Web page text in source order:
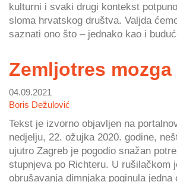
kulturni i svaki drugi kontekst
sloma hrvatskog društva. Valjda
saznati ono što – jednako kao i
Zemljotres mozga
04.09.2021
Boris Dežulović
Tekst je izvorno objavljen na
nedjelju, 22. ožujka 2020. godine,
ujutro Zagreb je pogodio snažan
stupnjeva po Richteru. U rušilačkom
obrušavanja dimnjaka poginula jedna